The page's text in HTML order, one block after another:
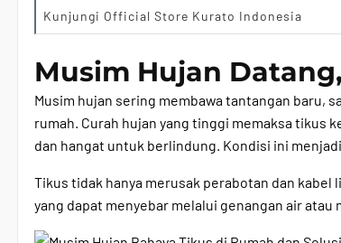
Kunjungi Official Store Kurato Indonesia
Musim Hujan
Musim hujan sering membawa tantangan baru,
rumah. Curah hujan yang tinggi memaksa tikus
dan hangat untuk berlindung. Kondisi ini
Tikus tidak hanya merusak perabotan dan
yang dapat menyebar melalui genangan air atau